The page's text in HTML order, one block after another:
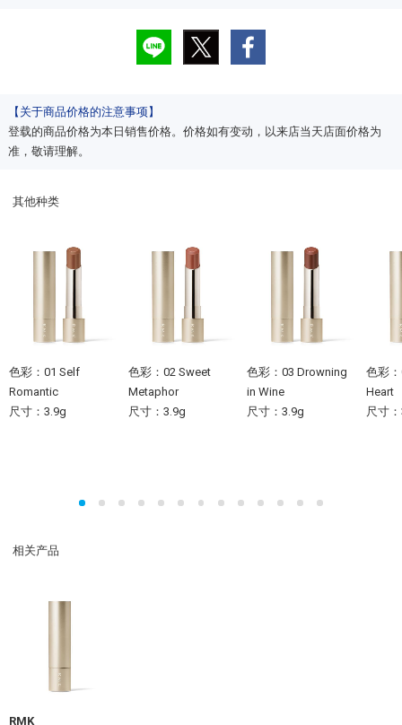
【关于商品价格的注意事项】
登载的商品价格为本日销售价格。价格如有变动，以来店当天店面价格为
准，敬请理解。
其他种类
色彩：01 Self
Romantic
尺寸：3.9g
色彩：02 Sweet
Metaphor
尺寸：3.9g
色彩：03 Drowning
in Wine
尺寸：3.9g
色彩
Heart
尺寸
相关产品
RMK